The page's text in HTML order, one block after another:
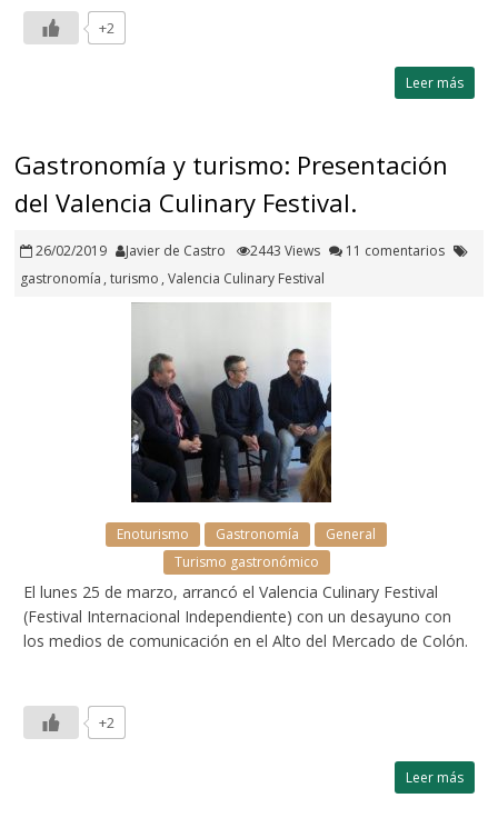
+2
Leer más
Gastronomía y turismo: Presentación
del Valencia Culinary Festival.
26/02/2019 Javier de Castro 2443 Views
11 comentarios
gastronomía ,turismo ,Valencia Culinary Festival
Enoturismo Gastronomía
General
Turismo gastronómico
El lunes 25 de marzo, arrancó el Valencia Culinary Festival
(Festival Internacional Independiente) con un desayuno con
los medios de comunicación en el Alto del Mercado de Colón.
+2
Leer más